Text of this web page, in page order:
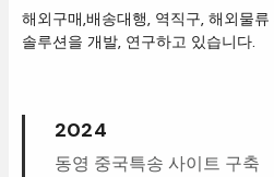
해외구매,배송대행,역직구,해외물
솔루션을 개발,연구하고있습니다.
2024
동영중국특송사이트구축